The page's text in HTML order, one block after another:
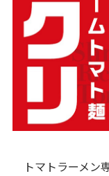
トマトラーメン